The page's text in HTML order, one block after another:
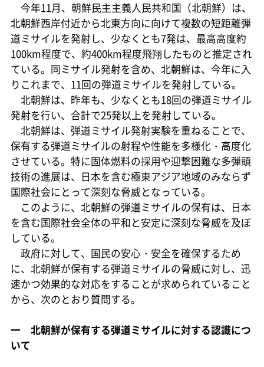
今年11月、朝鮮民主主義人民共和国（北朝鮮）は、
北朝鮮西岸付近から北東方向に向けて複数の短距離弾
道ミサイルを発射し、少なくとも7発は、最高高度約
100km程度で、約400km程度飛翔したものと推定され
ている。同ミサイル発射を含め、北朝鮮は、今年に入
りこれまで、11回の弾道ミサイルを発射している。
北朝鮮は、昨年も、少なくとも18回の弾道ミサイル
発射を行い、合計で25発以上を発射している。
北朝鮮は、弾道ミサイル発射実験を重ねることで、
保有する弾道ミサイルの射程や性能を多様化・高度化
させている。特に固体燃料の採用や迎撃困難な多弾頭
技術の進展は、日本を含む極東アジア地域のみならず
国際社会にとって深刻な脅威となっている。
このように、北朝鮮の弾道ミサイルの保有は、日本
を含む国際社会全体の平和と安定に深刻な脅威を及ぼ
している。
政府に対して、国民の安心・安全を確保するため
に、北朝鮮が保有する弾道ミサイルの脅威に対し、迅
速かつ効果的な対応をすることが求められていること
から、次のとおり質問する。
一 北朝鮮が保有する弾道ミサイルに対する認識につ
いて